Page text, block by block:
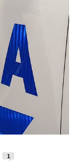
1